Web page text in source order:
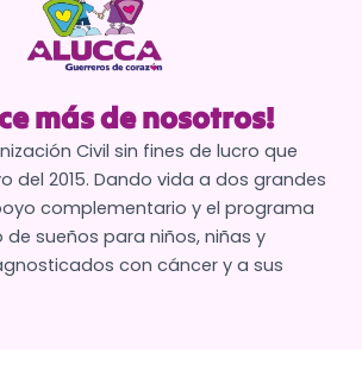
más de nosotros!
Civil sin fines de lucro que
del 2015. Dando vida a dos grandes
complementario y el programa
sueños para niños, niñas y
con cáncer y a sus